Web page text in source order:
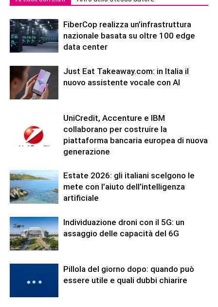
FiberCop realizza un’infrastruttura
nazionale basata su oltre 100 edge
data center
Just Eat Takeaway.com: in Italia il
nuovo assistente vocale con AI
UniCredit, Accenture e IBM
collaborano per costruire la
piattaforma bancaria europea di nuova
generazione
Estate 2026: gli italiani scelgono le
mete con l’aiuto dell’intelligenza
artificiale
Individuazione droni con il 5G: un
assaggio delle capacità del 6G
Pillola del giorno dopo: quando può
essere utile e quali dubbi chiarire